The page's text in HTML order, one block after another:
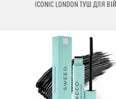
ICONIC LONDON ТУШ ДЛЯ ВІЙ